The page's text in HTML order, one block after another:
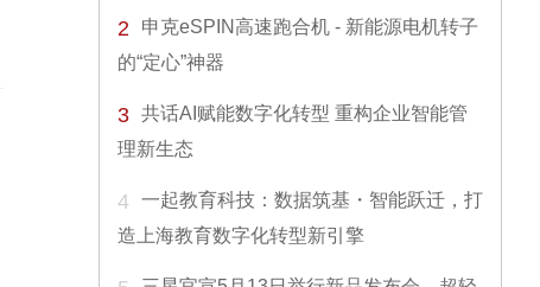
2
申克eSPIN高速跑合机 - 新能源电机转子
的“定心”神器
3 共话AI赋能数字化转型 重构企业智能管
理新生态
4
一起教育科技：数据筑基・智能跃迁，打
造上海教育数字化转型新引擎